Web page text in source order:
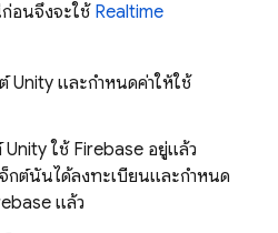
อนจึงจะใช้ Realtime
Unity และกำหนดค่าให้ใช้
Unity ใช้ Firebase อยู่แล้ว
จ็กต์นั้นได้ลงทะเบียนและกำหนด
แล้ว